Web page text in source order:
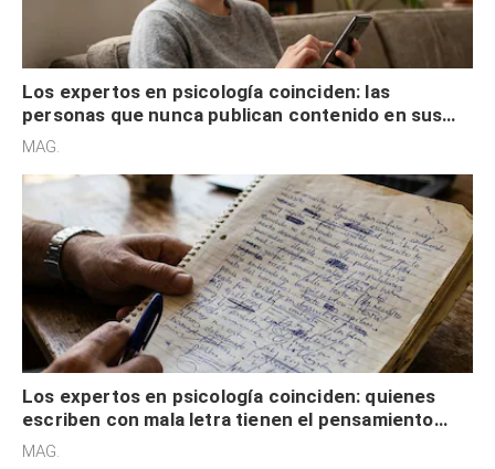
Los expertos en psicología coinciden: las
personas que nunca publican contenido en sus
redes sociales no pretenden buscar validación
MAG.
Los expertos en psicología coinciden: quienes
escriben con mala letra tienen el pensamiento
acelerado y no lo hacen por desinterés
MAG.